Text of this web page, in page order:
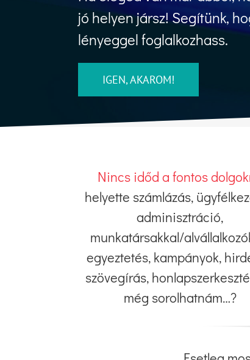
jó helyen jársz! Segítünk,
lényeggel foglalkozhass.
IGEN, AKAROM!
Nincs időd a fontos
helyette számlázás,
adminisztráció,
munkatársakkal/
egyeztetés, kampányok,
szövegírás,
még sorolhatnám…?